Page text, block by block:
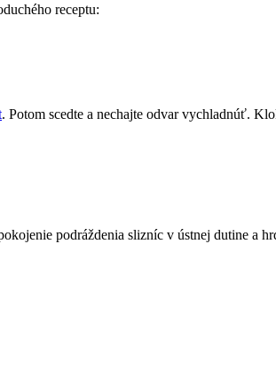
receptu:
. Potom scedte a nechajte odvar vychladnúť.
podráždenia slizníc v ústnej dutine a